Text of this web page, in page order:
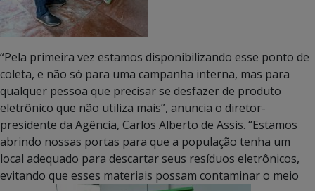
“Pela primeira vez estamos disponibilizando esse ponto de
coleta, e não só para uma campanha interna, mas para
qualquer pessoa que precisar se desfazer de produto
eletrônico que não utiliza mais”, anuncia o diretor-
presidente da Agência, Carlos Alberto de Assis. “Estamos
abrindo nossas portas para que a população tenha um
local adequado para descartar seus resíduos eletrônicos,
evitando que esses materiais possam contaminar o meio